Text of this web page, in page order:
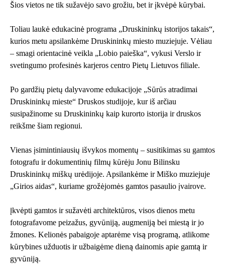
Šios vietos ne tik sužavėjo savo grožiu, bet ir įkvėpė kūrybai.
Toliau laukė edukacinė programa „Druskininkų istorijos takais“,
kurios metu apsilankėme Druskininkų miesto muziejuje. Vėliau
– smagi orientacinė veikla „Lobio paieška“, vykusi Verslo ir
svetingumo profesinės karjeros centro Pietų Lietuvos filiale.
Po gardžių pietų dalyvavome edukacijoje „Sūrūs atradimai
Druskininkų mieste“ Druskos studijoje, kur iš arčiau
susipažinome su Druskininkų kaip kurorto istorija ir druskos
reikšme šiam regionui.
Vienas įsimintiniausių išvykos momentų – susitikimas su gamtos
fotografu ir dokumentinių filmų kūrėju Jonu Bilinsku
Druskininkų miškų urėdijoje. Apsilankėme ir Miško muziejuje
„Girios aidas“, kuriame grožėjomės gamtos pasaulio įvairove.
Įkvėpti gamtos ir sužavėti architektūros, visos dienos metu
fotografavome peizažus, gyvūniją, augmeniją bei miestą ir jo
žmones. Kelionės pabaigoje aptarėme visą programą, atlikome
kūrybines užduotis ir užbaigėme dieną dainomis apie gamtą ir
gyvūniją.